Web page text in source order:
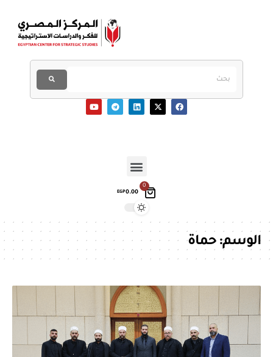
0
EGP0.00
الوسم:حماة